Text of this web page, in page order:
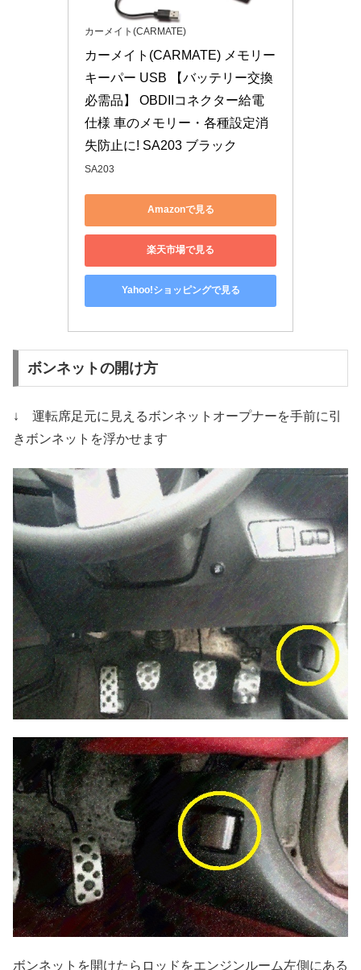
カーメイト(CARMATE)
カーメイト(CARMATE) メモリー
キーパー USB 【バッテリー交換
必需品】 OBDIIコネクター給電
仕様 車のメモリー・各種設定消
失防止に! SA203 ブラック
SA203
Amazonで見る
楽天市場で見る
Yahoo!ショッピングで見る
ボンネットの開け方
↓ 運転席足元に見えるボンネットオープナーを手前に引
きボンネットを浮かせます
ボンネットを開けたらロッドをエンジンルーム左側にある